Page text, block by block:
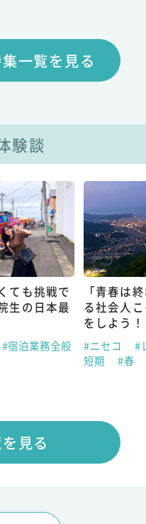
一覧を見る
験談
ても挑戦で
生の日本最
#宿泊業務全般
「青春は
る社会人
をしよう！
#ニセコ
#
短期
#春
見る